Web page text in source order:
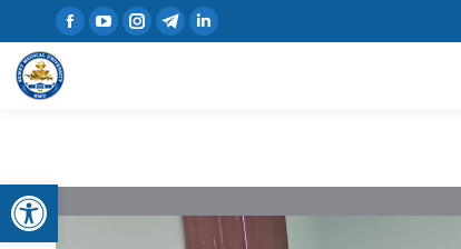
Open toolbar